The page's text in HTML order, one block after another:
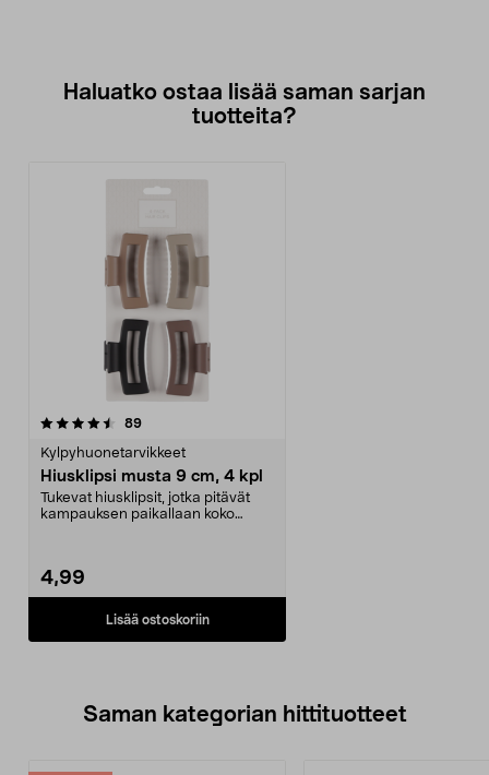
Haluatko ostaa lisää saman sarjan
tuotteita?
89arvostelut
Kylpyhuonetarvikkeet
Hiusklipsi musta 9 cm, 4 kpl
Tukevat hiusklipsit, jotka pitävät
kampauksen paikallaan koko
4,99
Lisää ostoskoriin
Saman kategorian hittituotteet